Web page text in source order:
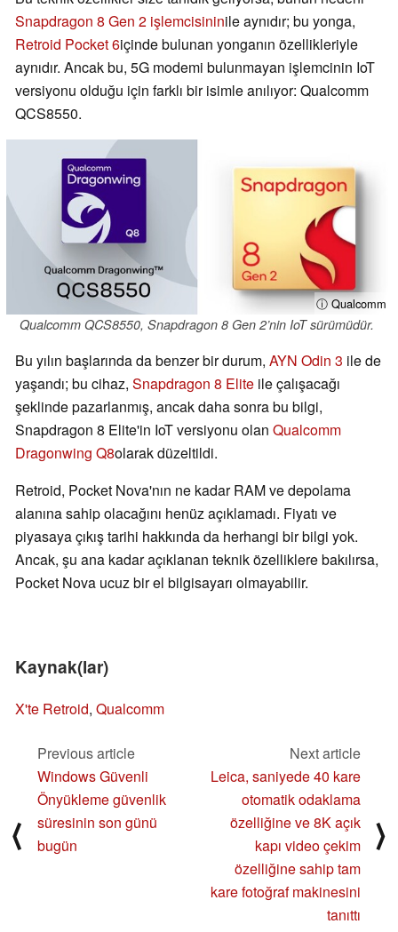
Snapdragon 8 Gen 2 işlemcisininile aynıdır; bu yonga,
Retroid Pocket 6içinde bulunan yonganın özellikleriyle
aynıdır. Ancak bu, 5G modemi bulunmayan işlemcinin IoT
versiyonu olduğu için farklı bir isimle anılıyor: Qualcomm
QCS8550.
ⓘ Qualcomm
Qualcomm QCS8550, Snapdragon 8 Gen 2’nin IoT sürümüdür.
Bu yılın başlarında da benzer bir durum, AYN Odin 3 ile de
yaşandı; bu cihaz, Snapdragon 8 Elite ile çalışacağı
şeklinde pazarlanmış, ancak daha sonra bu bilgi,
Snapdragon 8 Elite'in IoT versiyonu olan Qualcomm
Dragonwing Q8olarak düzeltildi.
Retroid, Pocket Nova'nın ne kadar RAM ve depolama
alanına sahip olacağını henüz açıklamadı. Fiyatı ve
piyasaya çıkış tarihi hakkında da herhangi bir bilgi yok.
Ancak, şu ana kadar açıklanan teknik özelliklere bakılırsa,
Pocket Nova ucuz bir el bilgisayarı olmayabilir.
Kaynak(lar)
X'te Retroid, Qualcomm
⟨
Previous article
Windows Güvenli
Önyükleme güvenlik
süresinin son günü
bugün
Next article
Leica, saniyede 40 kare
otomatik odaklama
özelliğine ve 8K açık
kapı video çekim
özelliğine sahip tam
kare fotoğraf makinesini
tanıttı
⟩